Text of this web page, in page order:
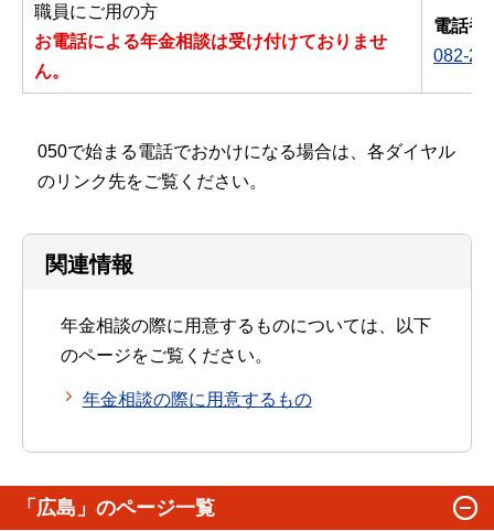
職員にご用の方
お電話による年金相談は受け付けておりませ
ん。
電話番
082-
050で始まる電話でおかけになる場合は、各ダイヤル
のリンク先をご覧ください。
関連情報
年金相談の際に用意するものについては、以下
のページをご覧ください。
年金相談の際に用意するもの
「広島」のページ一覧